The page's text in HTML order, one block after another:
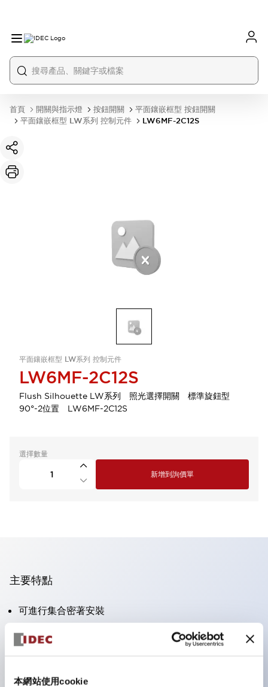
本網站使用cookie
首頁 開關與指示燈 按鈕開關
平面鑲嵌框型 按鈕開關
平面鑲嵌框型 LW系列 控制元件
LW6MF-2C12S
平面鑲嵌框型 LW系列 控制元件
LW6MF-2C12S
Flush Silhouette LW系列 照光選擇開關 標準旋鈕型
90°-2位置 LW6MF-2C12S
選擇數量
新增到詢價單
主要特點
可進行集合密著安裝
附鎖選擇開關採用高安全性的彈子鎖結構
防護結構為IP65（IEC60529）